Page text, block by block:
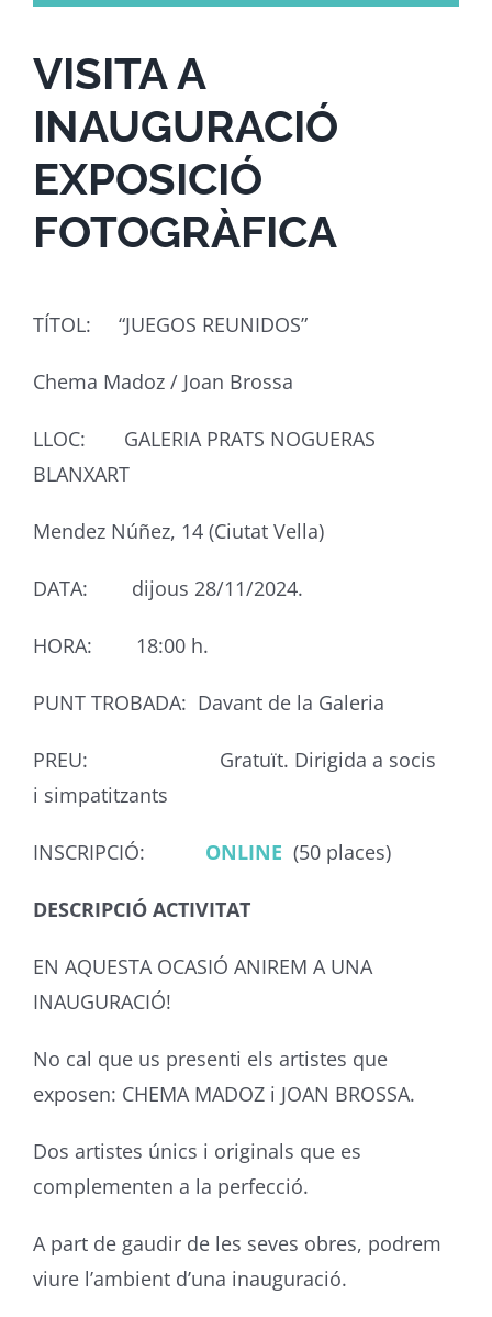
VISITA A
INAUGURACIÓ
EXPOSICIÓ
FOTOGRÀFICA
TÍTOL: “JUEGOS REUNIDOS”
Chema Madoz / Joan Brossa
LLOC: GALERIA PRATS NOGUERAS
BLANXART
Mendez Núñez, 14 (Ciutat Vella)
DATA: dijous 28/11/2024.
HORA: 18:00 h.
PUNT TROBADA: Davant de la Galeria
PREU: Gratuït. Dirigida a socis
i simpatitzants
INSCRIPCIÓ: ONLINE (50 places)
DESCRIPCIÓ ACTIVITAT
EN AQUESTA OCASIÓ ANIREM A UNA
INAUGURACIÓ!
No cal que us presenti els artistes que
exposen: CHEMA MADOZ i JOAN BROSSA.
Dos artistes únics i originals que es
complementen a la perfecció.
A part de gaudir de les seves obres, podrem
viure l’ambient d’una inauguració.